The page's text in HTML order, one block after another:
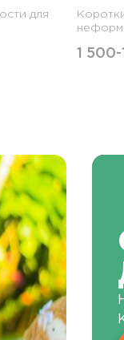
для
1